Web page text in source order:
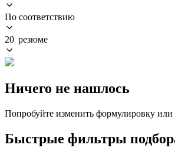
По соответствию
20 резюме
Ничего не нашлось
Попробуйте изменить формулировку
Быстрые фильтры